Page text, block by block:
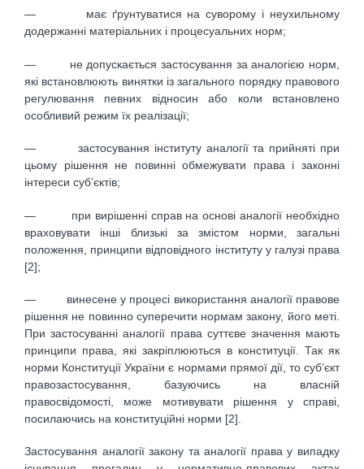
— має ґрунтуватися на суворому і неухильному
додержанні матеріальних і процесуальних норм;
— не допускається застосування за аналогією норм,
які встановлюють винятки із загального порядку правового
регулювання певних відносин або коли встановлено
особливий режим їх реалізації;
— застосування інституту аналогії та прийняті при
цьому рішення не повинні обмежувати права і законні
інтереси суб’єктів;
— при вирішенні справ на основі аналогії необхідно
враховувати інші близькі за змістом норми, загальні
положення, принципи відповідного інституту у галузі права
[2];
— винесене у процесі використання аналогії правове
рішення не повинно суперечити нормам закону, його меті.
При застосуванні аналогії права суттєве значення мають
принципи права, які закріплюються в конституції. Так як
норми Конституції України є нормами прямої дії, то суб’єкт
правозастосування, базуючись на власній
правосвідомості, може мотивувати рішення у справі,
посилаючись на конституційні норми [2].
Застосування аналогії закону та аналогії права у випадку